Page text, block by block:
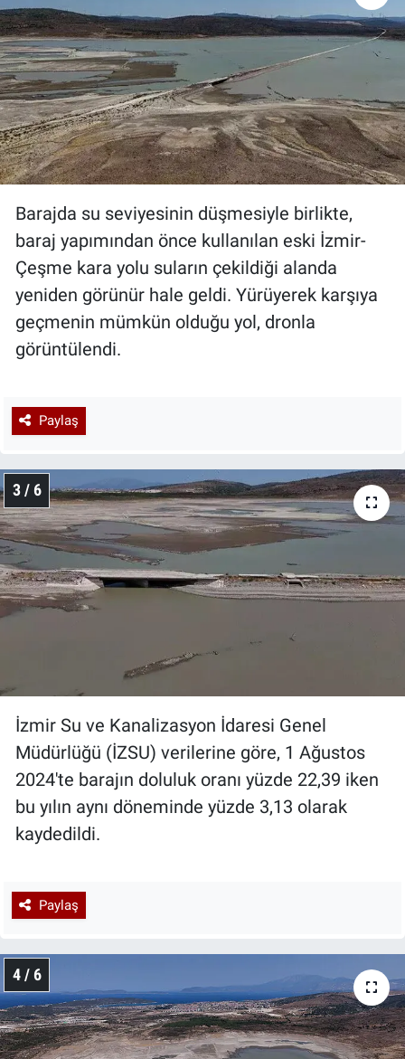
Barajda su seviyesinin düşmesiyle birlikte,
baraj yapımından önce kullanılan eski İzmir-
Çeşme kara yolu suların çekildiği alanda
yeniden görünür hale geldi. Yürüyerek karşıya
geçmenin mümkün olduğu yol, dronla
görüntülendi.
Paylaş
3 / 6
İzmir Su ve Kanalizasyon İdaresi Genel
Müdürlüğü (İZSU) verilerine göre, 1 Ağustos
2024'te barajın doluluk oranı yüzde 22,39 iken
bu yılın aynı döneminde yüzde 3,13 olarak
kaydedildi.
Paylaş
4 / 6